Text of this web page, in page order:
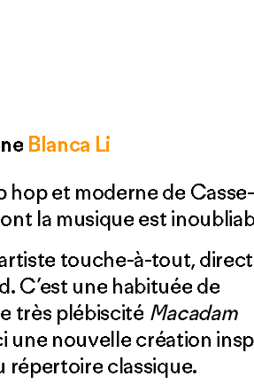
Blanca Li
hop et moderne de Casse-
la musique est
touche-à-tout,
C’est une habituée de
très plébiscité Macadam
une nouvelle création
répertoire classique.